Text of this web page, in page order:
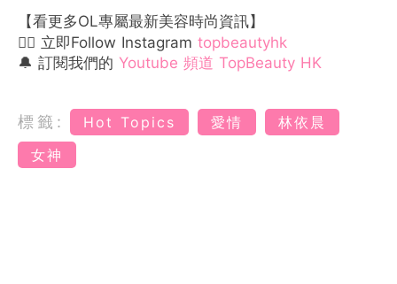
【看更多OL專屬最新美容時尚資訊】
👉🏻 立即Follow Instagram topbeautyhk
🔔 訂閱我們的 Youtube 頻道 TopBeauty HK
標籤: Hot Topics 愛情
林依晨
女神